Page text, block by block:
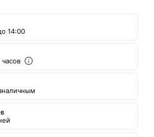
14:00